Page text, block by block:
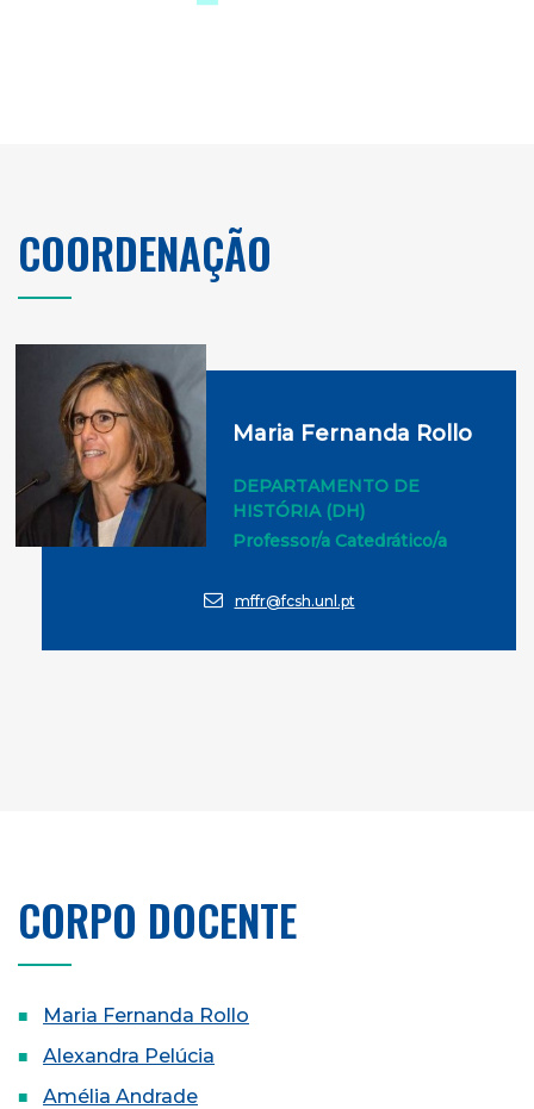
COORDENAÇÃO
Maria Fernanda Rollo
DEPARTAMENTO DE
HISTÓRIA (DH)
Professor/a Catedrático/a
mffr@fcsh.unl.pt
CORPO DOCENTE
Maria Fernanda Rollo
Alexandra Pelúcia
Amélia Andrade